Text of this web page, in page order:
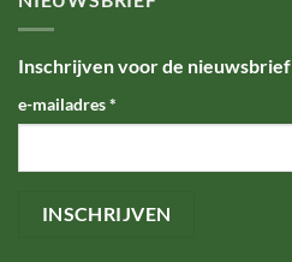
Inschrijven voor de nieuwsbrief
e-mailadres*